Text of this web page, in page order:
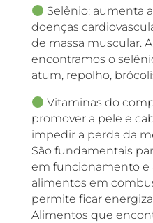
Selênio: aumenta
doenças
de massa muscular.
encontramos o
atum, repolho,
Vitaminas do
promover a pele e
impedir a perda da
São fundamentais
em funcionamento e
alimentos em
permite ficar
Alimentos que